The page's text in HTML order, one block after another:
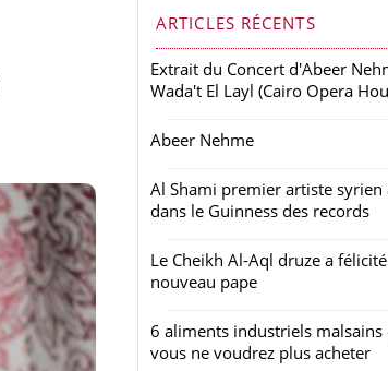
ARTICLES RÉCENTS
Extrait du Concert d'Abeer
Wada't El Layl (Cairo Opera
Abeer Nehme
Al Shami premier artiste syrien
dans le Guinness des records
Le Cheikh Al-Aql druze a
nouveau pape
6 aliments industriels malsains
vous ne voudrez plus acheter